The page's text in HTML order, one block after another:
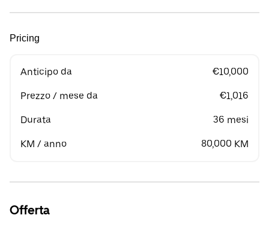
Pricing
Anticipo da €10,000
Prezzo / mese da €1,016
Durata 36 mesi
KM / anno 80,000 KM
Offerta